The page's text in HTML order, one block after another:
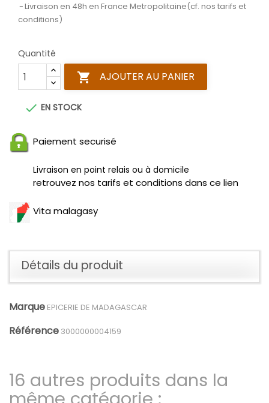
Livraison en 48h en France Metropolitaine(cf. nos tarifs et
conditions)
Quantité
 AJOUTER AU PANIER
 EN STOCK
Paiement securisé
Livraison en point relais ou à domicile
retrouvez nos tarifs et conditions dans ce lien
Vita malagasy
Détails du produit
Marque EPICERIE DE MADAGASCAR
Référence 3000000004159
16 autres produits dans la